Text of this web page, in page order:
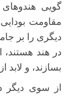
گویی
مقاومت
دیگری را بر
در هند هستند،
بسازند، و لابد